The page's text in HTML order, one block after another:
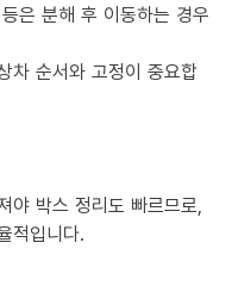
은 분해 후 이동하는 경우
차 순서와 고정이 중요합
야 박스 정리도 빠르므로,
적입니다.